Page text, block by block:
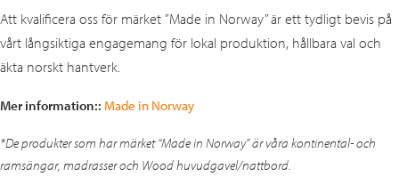
Att kvalificera oss för märket ”Made in Norway” är ett tydligt bevis på
vårt långsiktiga engagemang för lokal produktion, hållbara val och
äkta norskt hantverk.
Mer information:: Made in Norway
*De produkter som har märket “Made in Norway” är våra kontinental- och
ramsängar, madrasser och Wood huvudgavel/nattbord.